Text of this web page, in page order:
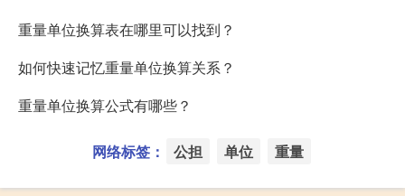
重量单位换算表在哪里可以找到？
如何快速记忆重量单位换算关系？
重量单位换算公式有哪些？
网络标签： 公担 单位 重量